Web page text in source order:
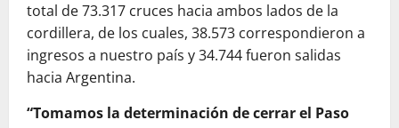
total de 73.317 cruces hacia ambos lados de la
cordillera, de los cuales, 38.573 correspondieron a
ingresos a nuestro país y 34.744 fueron salidas
hacia Argentina.
“Tomamos la determinación de cerrar el Paso